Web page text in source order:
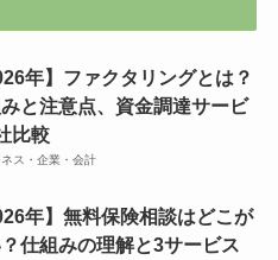
年】ファクタリングとは？
と注意点、資金調達サービ
比較
ネス・企業・会計
年】無料保険相談はどこが
仕組みの理解と3サービス